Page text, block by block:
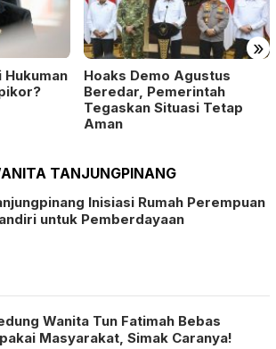
»
Hukuman
Hoaks Demo Agustus
Beredar, Pemerintah
Tegaskan Situasi Tetap
Aman
TANJUNGPINANG
Inisiasi Rumah Perempuan
untuk Pemberdayaan
Wanita Tun Fatimah Bebas
Masyarakat, Simak Caranya!